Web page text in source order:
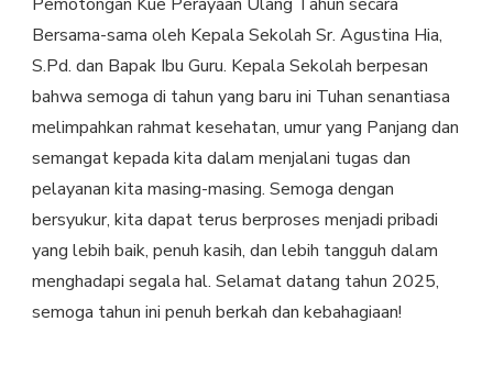
Bersama-sama oleh Kepala Sekolah Sr. Agustina Hia,
S.Pd. dan Bapak Ibu Guru. Kepala Sekolah berpesan
bahwa semoga di tahun yang baru ini Tuhan senantiasa
melimpahkan rahmat kesehatan, umur yang Panjang dan
semangat kepada kita dalam menjalani tugas dan
pelayanan kita masing-masing. Semoga dengan
bersyukur, kita dapat terus berproses menjadi pribadi
yang lebih baik, penuh kasih, dan lebih tangguh dalam
menghadapi segala hal. Selamat datang tahun 2025,
semoga tahun ini penuh berkah dan kebahagiaan!